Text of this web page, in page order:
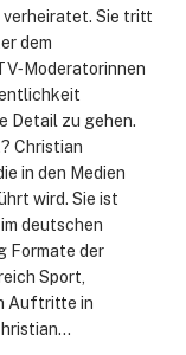
verheiratet. Sie tritt
dem
Detail zu gehen.
Christian
in den Medien
wird. Sie ist
deutschen
Formate der
Sport,
Auftritte in